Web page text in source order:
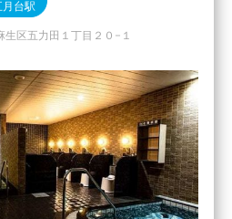
月台駅
区五力田１丁目２０−１